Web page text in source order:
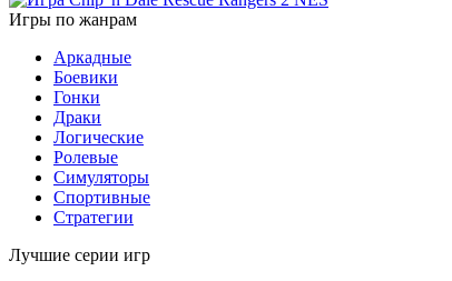
Игры по жанрам
Аркадные
Боевики
Гонки
Драки
Логические
Ролевые
Симуляторы
Спортивные
Стратегии
Лучшие серии игр